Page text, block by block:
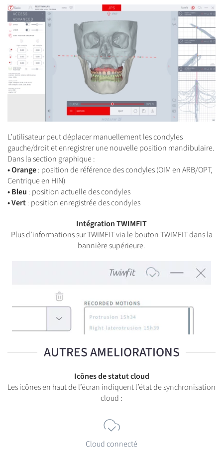
L’utilisateur peut déplacer manuellement les condyles
gauche/droit et enregistrer une nouvelle position mandibulaire.
Dans la section graphique :
• Orange: position de référence des condyles (OIM en ARB/OPT,
Centrique en HIN)
• Bleu : position actuelle des condyles
• Vert: position enregistrée des condyles
Intégration TWIMFIT
Plus d’informations sur TWIMFIT via le bouton TWIMFIT dans la
bannière supérieure.
AUTRES AMELIORATIONS
Icônes de statut cloud
Les icônes en haut de l’écran indiquent l’état de synchronisation
cloud :
Cloud connecté